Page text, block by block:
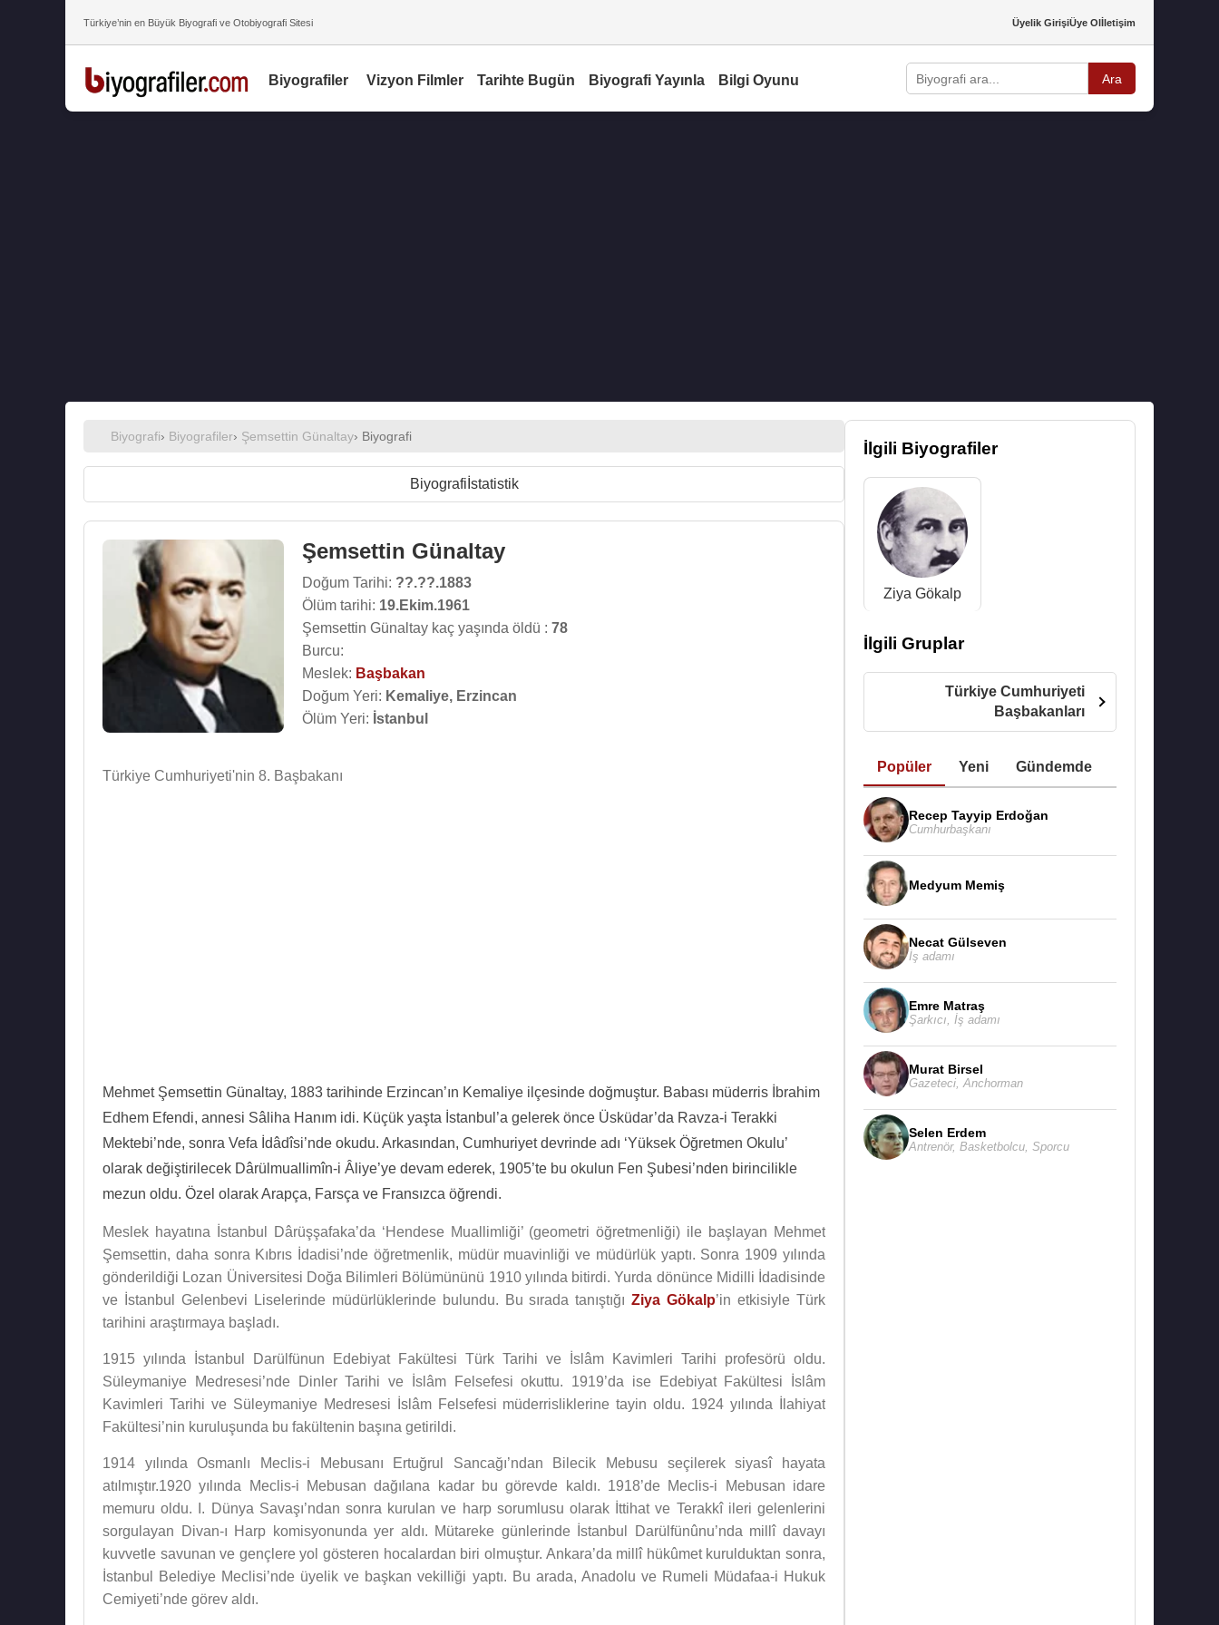
Türkiye’nin en Büyük Biyografi ve Otobiyografi Sitesi Üyelik GirişiÜye Olİletişim
Biyografiler Vizyon Filmler Tarihte Bugün Biyografi Yayınla Bilgi Oyunu Ara
Biyografi› Biyografiler› Şemsettin Günaltay› Biyografi
Biyografi İstatistik
Şemsettin Günaltay
Doğum Tarihi: ??.??.1883
Ölüm tarihi: 19.Ekim.1961
Şemsettin Günaltay kaç yaşında öldü : 78
Burcu:
Meslek: Başbakan
Doğum Yeri: Kemaliye, Erzincan
Ölüm Yeri: İstanbul
Türkiye Cumhuriyeti'nin 8. Başbakanı
Mehmet Şemsettin Günaltay, 1883 tarihinde Erzincan’ın Kemaliye ilçesinde doğmuştur. Babası müderris İbrahim
Edhem Efendi, annesi Sâliha Hanım idi. Küçük yaşta İstanbul’a gelerek önce Üsküdar’da Ravza-i Terakki
Mektebi’nde, sonra Vefa İdâdîsi’nde okudu. Arkasından, Cumhuriyet devrinde adı ‘Yüksek Öğretmen Okulu’
olarak değiştirilecek Dârülmuallimîn-i Âliye’ye devam ederek, 1905’te bu okulun Fen Şubesi’nden birincilikle
mezun oldu. Özel olarak Arapça, Farsça ve Fransızca öğrendi.
Meslek hayatına İstanbul Dârüşşafaka’da ‘Hendese Muallimliği’ (geometri öğretmenliği) ile başlayan Mehmet
Şemsettin, daha sonra Kıbrıs İdadisi’nde öğretmenlik, müdür muavinliği ve müdürlük yaptı. Sonra 1909 yılında
gönderildiği Lozan Üniversitesi Doğa Bilimleri Bölümününü 1910 yılında bitirdi. Yurda dönünce Midilli İdadisinde
ve İstanbul Gelenbevi Liselerinde müdürlüklerinde bulundu. Bu sırada tanıştığıZiya Gökalp’in etkisiyle Türk
tarihini araştırmaya başladı.
1915 yılında İstanbul Darülfünun Edebiyat Fakültesi Türk Tarihi ve İslâm Kavimleri Tarihi profesörü oldu.
Süleymaniye Medresesi’nde Dinler Tarihi ve İslâm Felsefesi okuttu. 1919’da ise Edebiyat Fakültesi İslâm
Kavimleri Tarihi ve Süleymaniye Medresesi İslâm Felsefesi müderrisliklerine tayin oldu. 1924 yılında İlahiyat
Fakültesi’nin kuruluşunda bu fakültenin başına getirildi.
1914 yılında Osmanlı Meclis-i Mebusanı Ertuğrul Sancağı’ndan Bilecik Mebusu seçilerek siyasî hayata
atılmıştır.1920 yılında Meclis-i Mebusan dağılana kadar bu görevde kaldı. 1918’de Meclis-i Mebusan idare
memuru oldu. I. Dünya Savaşı’ndan sonra kurulan ve harp sorumlusu olarak İttihat ve Terakkî ileri gelenlerini
sorgulayan Divan-ı Harp komisyonunda yer aldı. Mütareke günlerinde İstanbul Darülfünûnu’nda millî davayı
kuvvetle savunan ve gençlere yol gösteren hocalardan biri olmuştur. Ankara’da millî hükûmet kurulduktan sonra,
İstanbul Belediye Meclisi’nde üyelik ve başkan vekilliği yaptı. Bu arada, Anadolu ve Rumeli Müdafaa-i Hukuk
Cemiyeti’nde görev aldı.
İlgili Biyografiler
Ziya Gökalp
İlgili Gruplar
Türkiye Cumhuriyeti
Başbakanları
Popüler Yeni Gündemde
Recep Tayyip Erdoğan
Cumhurbaşkanı
Medyum Memiş
Necat Gülseven
İş adamı
Emre Matraş
Şarkıcı İş adamı
Murat Birsel
Gazeteci Anchorman
Selen Erdem
Antrenör, Basketbolcu Sporcu